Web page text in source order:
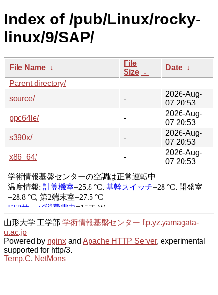
Index of /pub/Linux/rocky-
linux/9/SAP/
File Name ↓
File
Size ↓
Date ↓
Parent directory/
-
-
source/
-
2026-Aug-
07 20:53
ppc64le/
-
2026-Aug-
07 20:53
s390x/
-
2026-Aug-
07 20:53
x86_64/
-
2026-Aug-
07 20:53
山形大学 工学部 学術情報基盤センター ftp.yz.yamagata-
u.ac.jp
Powered by nginx and Apache HTTP Server, experimental
supported for http/3.
Temp.C, NetMons